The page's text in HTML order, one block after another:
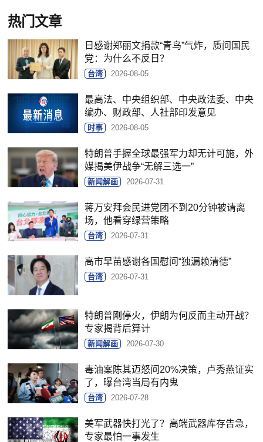
热门文章
日感谢郑丽文捐款“青鸟”气炸，质问国民
党：为什么不反日？
台湾 2026-08-05
最高法、中央组织部、中央政法委、中央
编办、财政部、人社部印发意见
时事 2026-08-05
特朗普手握全球最强军力却无计可施，外
媒揭美伊战争“无解三选一”
新闻解画 2026-07-31
蒋万安拜会民进党团不到20分钟被请离
场，他看穿绿营策略
台湾 2026-07-31
高市早苗感谢各国慰问“独漏赖清德”
台湾 2026-07-31
特朗普刚停火，伊朗为何反而主动开战？
专家揭背后算计
新闻解画 2026-07-30
毒油案陈其迈怒问20%决策，卢秀燕证实
了，曝台湾当局有内鬼
台湾 2026-07-28
美军武器快打光了？高端武器库存告急，
专家最怕一事发生